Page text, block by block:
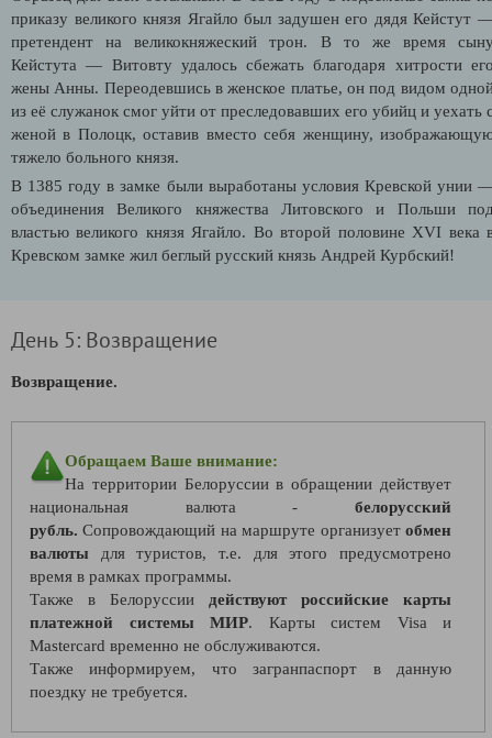
приказу великого князя Ягайло был задушен его дядя Кейстут
претендент на великокняжеский трон. В то же время
Кейстута — Витовту удалось сбежать благодаря хитрости
жены Анны. Переодевшись в женское платье, он под видом
из её служанок смог уйти от преследовавших его убийц и уехать
женой в Полоцк, оставив вместо себя женщину,
тяжело больного князя.
В 1385 году в замке были выработаны условия Кревской унии
объединения Великого княжества Литовского и Польши
властью великого князя Ягайло. Во второй половине XVI века
Кревском замке жил беглый русский князь Андрей Курбский!
День 5: Возвращение
Возвращение.
Обращаем Ваше внимание:
На территории Белоруссии в обращении действует
национальная валюта - белорусский
рубль. Сопровождающий на маршруте организует обмен
валюты для туристов, т.е. для этого предусмотрено
время в рамках программы.
Также в Белоруссии действуют российские карты
платежной системы МИР. Карты систем Visa и
Mastercard временно не обслуживаются.
Также информируем, что загранпаспорт в данную
поездку не требуется.